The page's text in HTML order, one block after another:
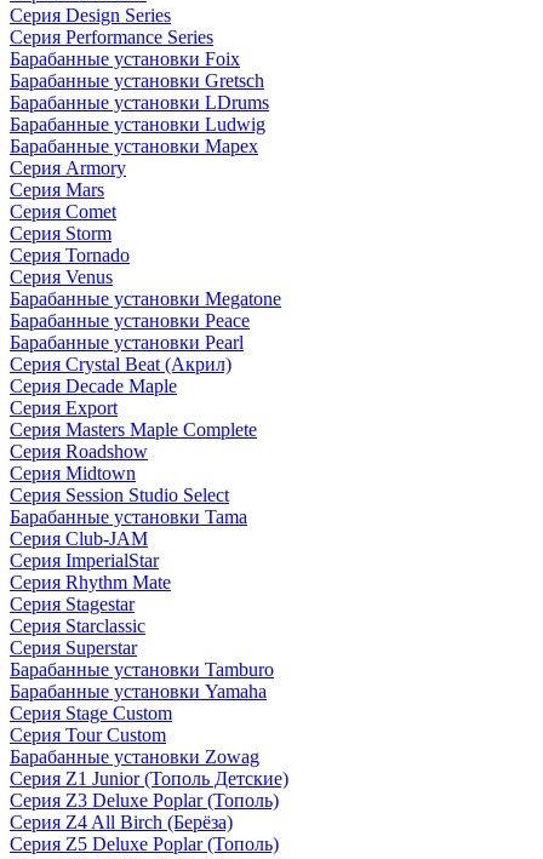
Серия Design Series
Серия Performance Series
Барабанные установки Foix
Барабанные установки Gretsch
Барабанные установки LDrums
Барабанные установки Ludwig
Барабанные установки Mapex
Серия Armory
Серия Mars
Серия Comet
Серия Storm
Серия Tornado
Серия Venus
Барабанные установки Megatone
Барабанные установки Peace
Барабанные установки Pearl
Серия Crystal Beat (Акрил)
Серия Decade Maple
Серия Export
Серия Masters Maple Complete
Серия Roadshow
Серия Midtown
Серия Session Studio Select
Барабанные установки Tama
Серия Club-JAM
Серия ImperialStar
Серия Rhythm Mate
Серия Stagestar
Серия Starclassic
Серия Superstar
Барабанные установки Tamburo
Барабанные установки Yamaha
Серия Stage Custom
Серия Tour Custom
Барабанные установки Zowag
Серия Z1 Junior (Тополь Детские)
Серия Z3 Deluxe Poplar (Тополь)
Серия Z4 All Birch (Берёза)
Серия Z5 Deluxe Poplar (Тополь)